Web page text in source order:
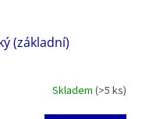
(základní)
Skladem (>5 ks)